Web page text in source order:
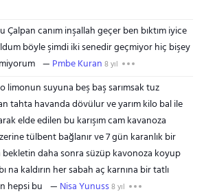
Çalpan canım inşallah geçer ben bıktım iyice
böyle şimdi iki senedir geçmiyor hiç bişey
Pmbe Kuran 8 yıl
limonun suyuna beş baş sarımsak tuz
tahta havanda dövülur ve yarım kilo bal ile
elde edilen bu karışım cam kavanoza
tülbent bağlanır ve 7 gün karanlık bir
daha sonra süzüp kavonoza koyup
na kaldırın her sabah aç karnına bir tatlı
hepsi bu
Nisa Yunuss8 yıl